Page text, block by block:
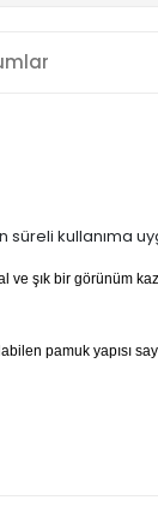
süreli kullanıma
şık bir görünüm
pamuk yapısı